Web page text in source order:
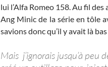
lui l’Alfa Romeo 158. Au fil des
Ang Minic de la série en tôle
savions donc qu’il y avait là
Mais j’ignorais jusqu’à peu